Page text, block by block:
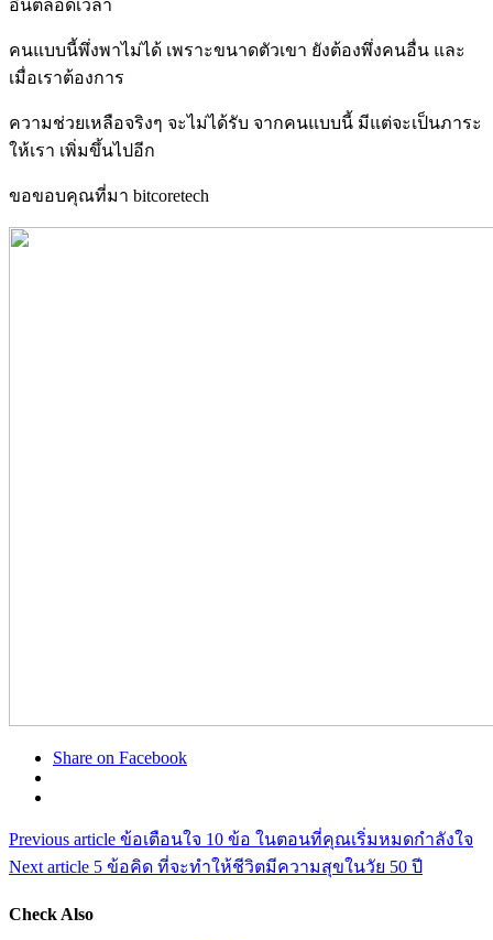
อื่นตลอดเวลา
คนแบบนี้พึ่งพาไม่ได้ เพราะขนาดตัวเขา ยังต้องพึ่งคนอื่น และ
เมื่อเราต้องการ
ความช่วยเหลือจริงๆ จะไม่ได้รับ จากคนแบบนี้ มีแต่จะเป็นภาระ
ให้เรา เพิ่มขึ้นไปอีก
ขอขอบคุณที่มา bitcoretech
Share on Facebook
Previous article ข้อเตือนใจ 10 ข้อ ในตอนที่คุณเริ่มหมดกำลังใจ
Next article 5 ข้อคิด ที่จะทำให้ชีวิตมีความสุขในวัย 50 ปี
Check Also